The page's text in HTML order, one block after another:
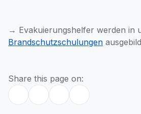
→ Evakuierungshelfer werden in
Brandschutzschulungen
Share this page on: